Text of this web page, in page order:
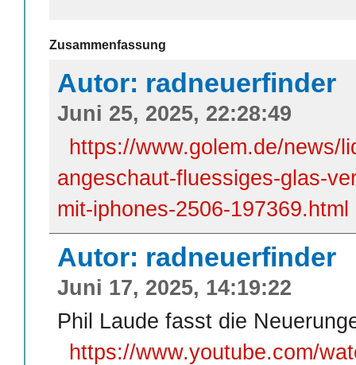
Zusammenfassung
Autor: radneuerfinder
Juni 25, 2025, 22:28:49
https://www.golem.de/news/
angeschaut-fluessiges-glas-
mit-iphones-2506-197369.html
Autor: radneuerfinder
Juni 17, 2025, 14:19:22
Phil Laude fasst die
https://www.youtube.com/